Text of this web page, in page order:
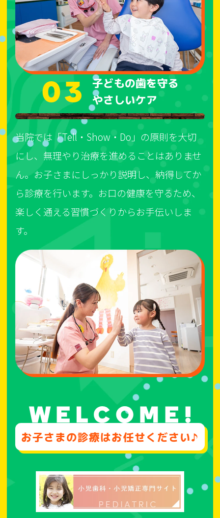
03
子どもの歯を守る
やさしいケア
当院では「Tell・Show・Do」の原則を大切
にし、無理やり治療を進めることはありませ
ん。お子さまにしっかり説明し、納得してか
ら診療を行います。お口の健康を守るため、
楽しく通える習慣づくりからお手伝いしま
す。
お子さまの診療はお任せください♪